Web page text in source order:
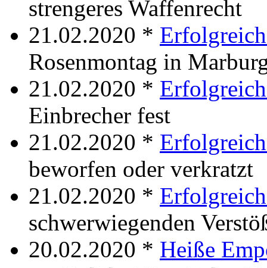
strengeres Waffenrecht
21.02.2020 *
Rosenmontag in
21.02.2020 *
Einbrecher fest
21.02.2020 *
beworfen oder verkratzt
21.02.2020 *
schwerwiegenden
20.02.2020 * Heiße